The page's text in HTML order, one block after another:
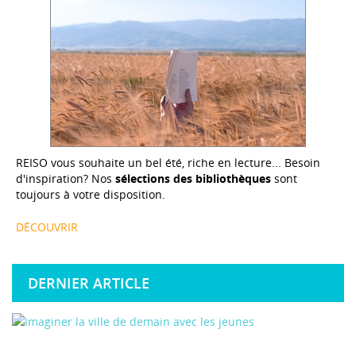
REISO vous souhaite un bel été, riche en lecture... Besoin
d'inspiration? Nos sélections des bibliothèques sont
toujours à votre disposition.
DÉCOUVRIR
DERNIER ARTICLE